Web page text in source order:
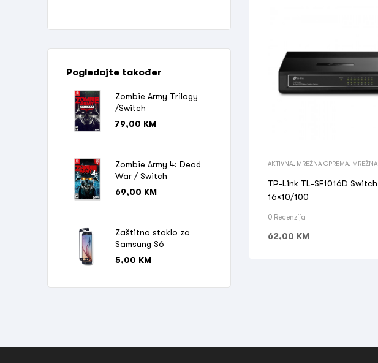
AKTIVNA MREŽNA OPREMA MREŽNA
TP-Link TL-SF1016D Switch
16×10/100
0 Recenzija
62,00 KM
Pogledajte također
Zombie Army Trilogy
/Switch
79,00 KM
Zombie Army 4: Dead
War / Switch
69,00 KM
Zaštitno staklo za
Samsung S6
5,00 KM